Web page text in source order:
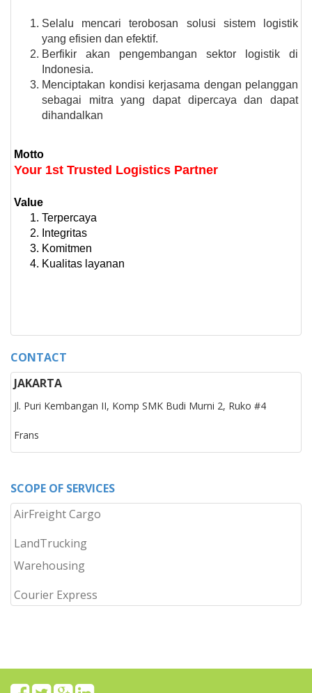
Selalu mencari terobosan solusi sistem logistik
yang efisien dan efektif.
Berfikir akan pengembangan sektor logistik di
Indonesia.
Menciptakan kondisi kerjasama dengan pelanggan
sebagai mitra yang dapat dipercaya dan dapat
dihandalkan
Motto
Your 1st Trusted Logistics Partner
Value
Terpercaya
Integritas
Komitmen
Kualitas layanan
CONTACT
JAKARTA
Jl. Puri Kembangan II, Komp SMK Budi Murni 2, Ruko #4
Frans
SCOPE OF SERVICES
AirFreight Cargo
LandTrucking
Warehousing
Courier Express